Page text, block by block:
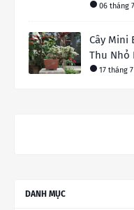
06 tháng 7
Cây Mini
Thu Nhỏ
17 tháng 7
DANH MỤC